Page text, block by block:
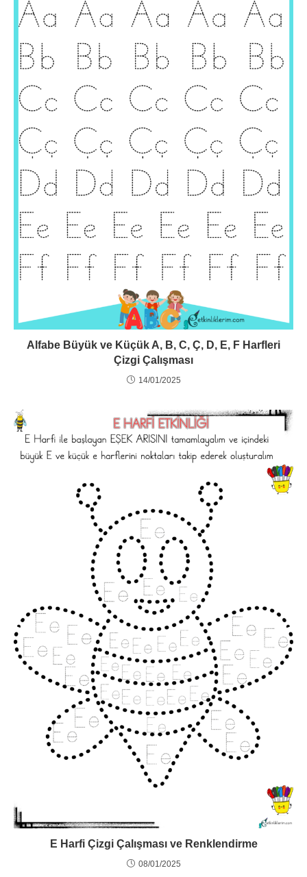
Alfabe Büyük ve Küçük A, B, C, Ç, D, E, F Harfleri
Çizgi Çalışması
14/01/2025
E Harfi Çizgi Çalışması ve Renklendirme
08/01/2025